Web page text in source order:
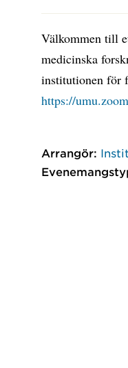
Välkommen till
medicinska
institutionen för
https://
Arrangör: